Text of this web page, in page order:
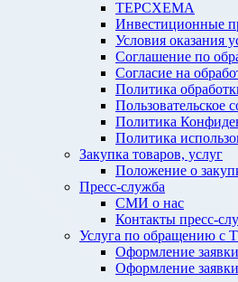
ТЕРСХЕМА
Инвестиционные
Условия оказания
Соглашение по
Согласие на
Политика
Пользовательское
Политика
Политика
Закупка товаров, услуг
Положение о
Пресс-служба
СМИ о нас
Контакты пресс-
Услуга по обращению с
Оформление
Оформление